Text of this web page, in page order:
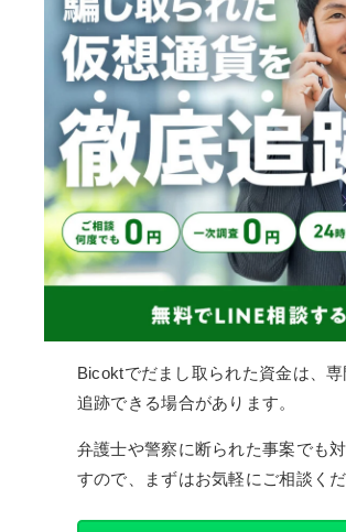
Bicoktでだまし取られた資金は、
追跡できる場合があります。
弁護士や警察に断られた事案でも
すので、まずはお気軽にご相談くだ